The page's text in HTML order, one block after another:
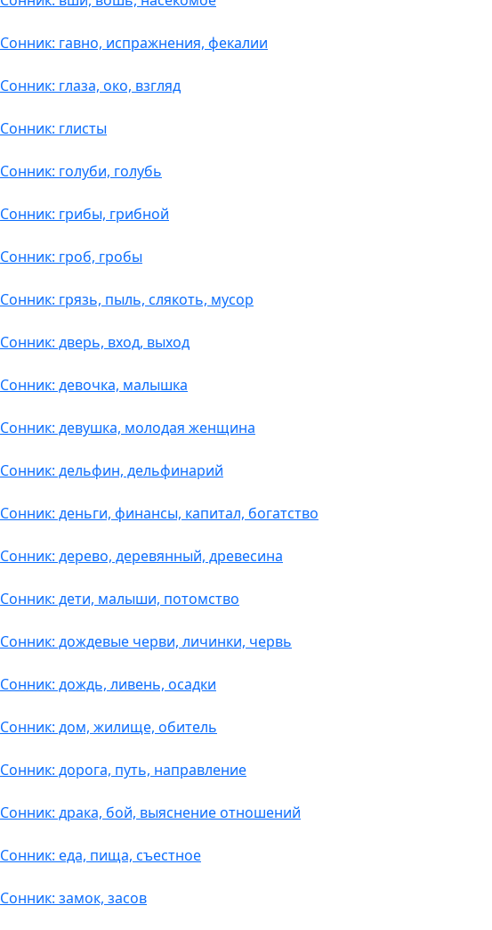
Сонник: гавно, испражнения, фекалии
Сонник: глаза, око, взгляд
Сонник: глисты
Сонник: голуби, голубь
Сонник: грибы, грибной
Сонник: гроб, гробы
Сонник: грязь, пыль, слякоть, мусор
Сонник: дверь, вход, выход
Сонник: девочка, малышка
Сонник: девушка, молодая женщина
Сонник: дельфин, дельфинарий
Сонник: деньги, финансы, капитал, богатство
Сонник: дерево, деревянный, древесина
Сонник: дети, малыши, потомство
Сонник: дождевые черви, личинки, червь
Сонник: дождь, ливень, осадки
Сонник: дом, жилище, обитель
Сонник: дорога, путь, направление
Сонник: драка, бой, выяснение отношений
Сонник: еда, пища, съестное
Сонник: замок, засов